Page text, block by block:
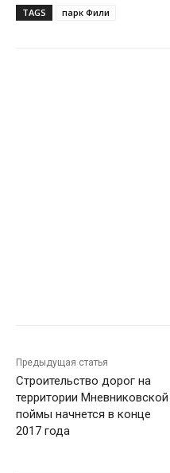
TAGS парк Фили
Предыдущая статья
Строительство дорог на
территории Мневниковской
поймы начнется в конце
2017 года